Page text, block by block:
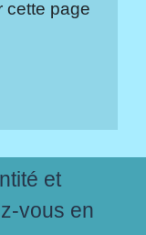
cette page
et
vous en